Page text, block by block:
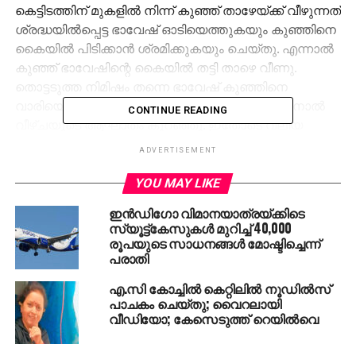
കെട്ടിടത്തിന് മുകളില്‍ നിന്ന് കുഞ്ഞ് താഴേയ്ക്ക് വീഴുന്നത്
ശ്രദ്ധയില്‍പ്പെട്ട ഭാവേഷ് ഓടിയെത്തുകയും കുഞ്ഞിനെ
കൈയില്‍ പിടിക്കാന്‍ ശ്രമിക്കുകയും ചെയ്തു. എന്നാല്‍
കുഞ്ഞ് ഭാവേഷിന്റെ കൈയില്‍ തട്ടി താഴെ വീണു.
വാരിയെടുത്തു. ഭാവേഷിന്റെ കൈയില്‍ തട്ടിയതിനാല്‍
വീഴ്ചയുടെ ആഘാതം കുറഞ്ഞു. ഇതോടെ വലിയ
അപകടമാണ് ഒഴിവായത്. വീഡിയോ പുറത്തുവന്നതിന്
രംഗത്തെത്തിയത്.
RELATED TOPICS: LATEST NEWS MUMBAI
UP NEXT
സ്വകാര്യ ലോബിക്ക് വേണ്ടി ഇടത് ഭരണകൂടം
സർക്കാർ ആശുപത്രികളെ ഇല്ലാതാക്കുന്നു:
പി.കെ ഫിറോസ്
DON'T MISS
CONTINUE READING
ADVERTISEMENT
YOU MAY LIKE
ഇന്‍ഡിഗോ വിമാനയാത്രയ്ക്കിടെ
സ്യൂട്ട്‌കേസുകള്‍ മുറിച്ച് 40,000
രൂപയുടെ സാധനങ്ങള്‍ മോഷ്ടിച്ചെന്ന്
പരാതി
എ.സി കോച്ചില്‍ കെറ്റിലില്‍ നൂഡില്‍സ്
പാചകം ചെയ്തു; വൈറലായി
വീഡിയോ; കേസെടുത്ത് റെയില്‍വെ